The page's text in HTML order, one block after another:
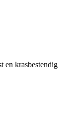
en krasbestendig